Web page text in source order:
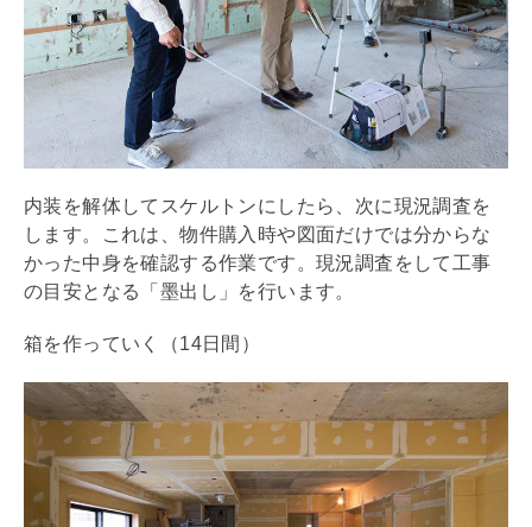
内装を解体してスケルトンにしたら、次に現況調査を
します。これは、物件購入時や図面だけでは分からな
かった中身を確認する作業です。現況調査をして工事
の目安となる「墨出し」を行います。
箱を作っていく（14日間）